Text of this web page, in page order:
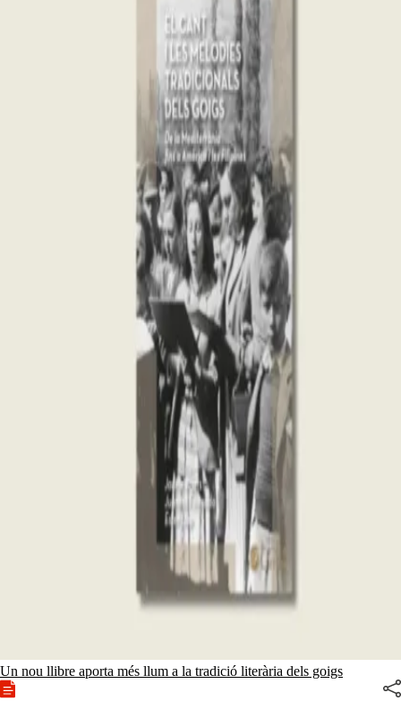
Un nou llibre aporta més llum a la tradició literària dels goigs